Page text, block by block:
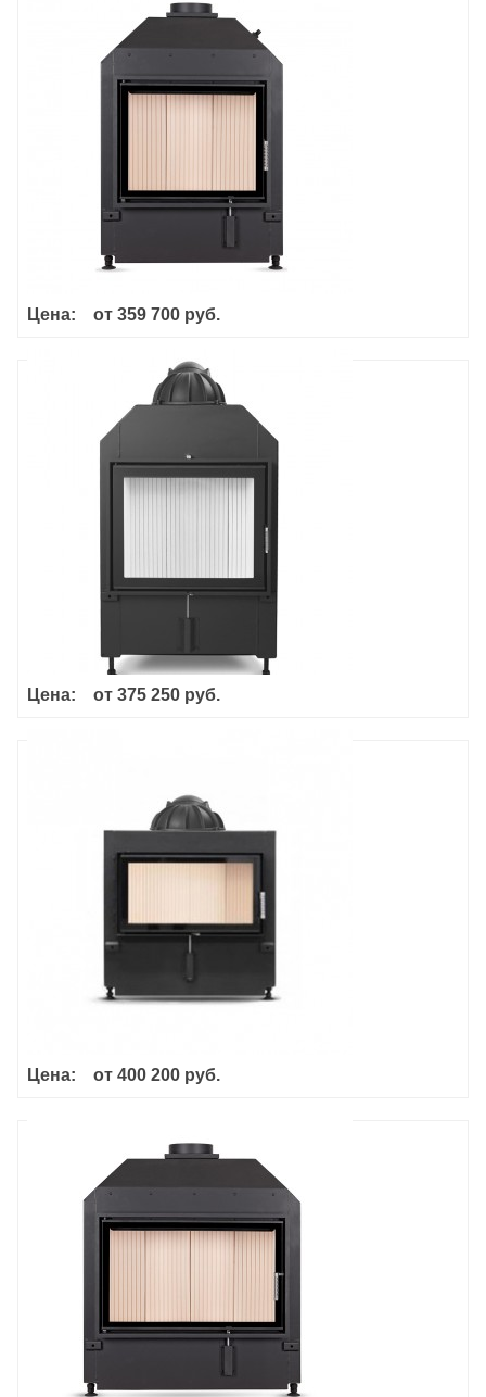
Цена: от 359 700 руб.
Hoxter Haka 63/51
Цена: от 375 250 руб.
Цена: от 400 200 руб.
Haka 80/50S